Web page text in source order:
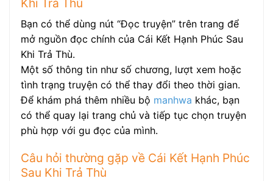
Khi Trả Thù
Bạn có thể dùng nút “Đọc truyện” trên trang để
mở nguồn đọc chính của Cái Kết Hạnh Phúc Sau
Khi Trả Thù.
Một số thông tin như số chương, lượt xem hoặc
tình trạng truyện có thể thay đổi theo thời gian.
Để khám phá thêm nhiều bộ manhwa khác, bạn
có thể quay lại trang chủ và tiếp tục chọn truyện
phù hợp với gu đọc của mình.
Câu hỏi thường gặp về Cái Kết Hạnh Phúc
Sau Khi Trả Thù